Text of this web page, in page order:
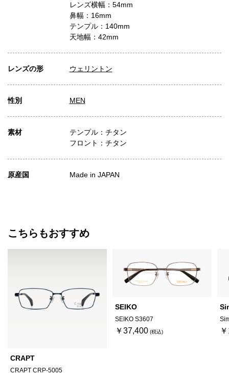
レンズ横幅：54mm
鼻幅：16mm
テンプル：140mm
天地幅：42mm
レンズの形 ウェリントン
性別 MEN
素材
テンプル：チタン
フロント：チタン
原産国 Made in JAPAN
こちらもおすすめ
CRAPT
CRAPT CRP-5005
SEIKO
SEIKO S3607
￥37,400